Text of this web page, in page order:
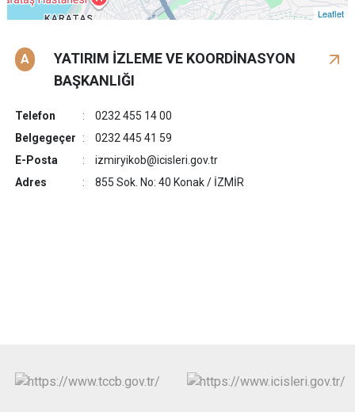
Leaflet
A
YATIRIM İZLEME VE KOORDİNASYON
BAŞKANLIĞI
Telefon
0232 455 14 00
Belgegeçer
0232 445 41 59
E-Posta
izmiryikob@icisleri.gov.tr
Adres
855 Sok. No: 40 Konak / İZMİR